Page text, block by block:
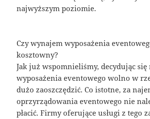
najwyższym poziomie.
Czy wynajem wyposażenia
kosztowny?
Jak już wspomnieliśmy, decydując się
wyposażenia eventowego wolno w
dużo zaoszczędzić. Co istotne, za
oprzyrządowania eventowego nie
płacić. Firmy oferujące usługi z tego